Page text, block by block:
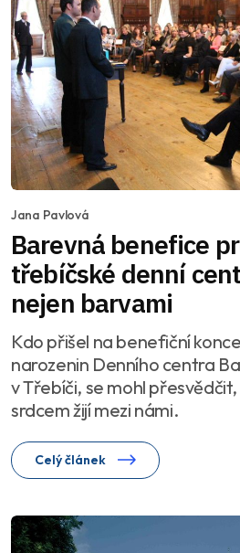
Jana Pavlová
Barevná benefice
třebíčské denní
nejen barvami
Kdo přišel na benefiční
narozenin Denního centra
v Třebíči, se mohl
srdcem žijí mezi námi.
Celý článek